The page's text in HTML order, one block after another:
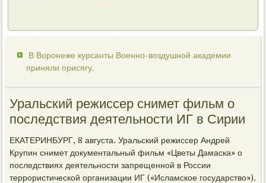
В Воронеже курсанты Военно-воздушной академии
приняли присягу.
Уральский режиссер снимет фильм о
последствия деятельности ИГ в Сирии
ЕКАТЕРИНБУРГ, 8 августа. Уральский режиссер Андрей
Крупин снимет документальный фильм «Цветы Дамаска» о
последствиях деятельности запрещенной в России
террористической организации ИГ («Исламское государство»).